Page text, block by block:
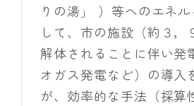
りの湯」 ）等へのエネ
して、市の施設（約３，
解体されることに伴い発
オガス発電など）の導入
が、効率的な手法（採算